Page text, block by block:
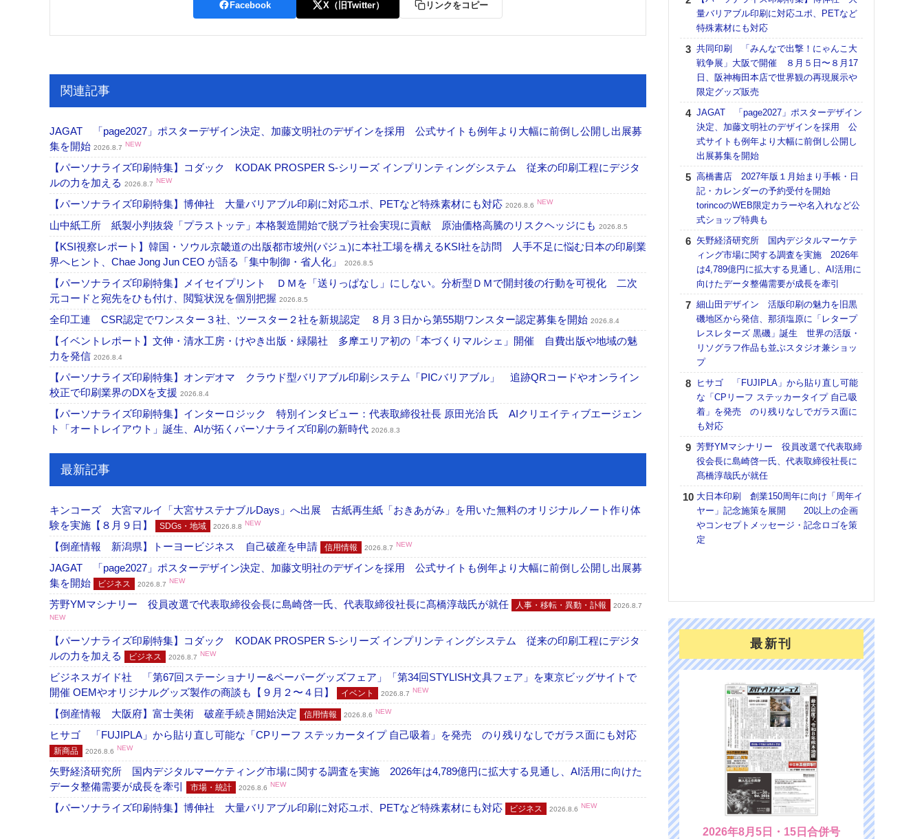
Facebook X（旧Twitter） リンクをコピー
関連記事
JAGAT 「page2027」ポスターデザイン決定、加藤文明社のデザインを採用 公式サイトも例年より大幅に前倒し公開し出展募
集を開始 2026.8.7 NEW
【パーソナライズ印刷特集】コダック KODAK PROSPER S-シリーズ インプリンティングシステム 従来の印刷工程にデジタ
ルの力を加える 2026.8.7 NEW
【パーソナライズ印刷特集】博伸社 大量バリアブル印刷に対応ユポ、PETなど特殊素材にも対応 2026.8.6 NEW
山中紙工所 紙製小判抜袋「プラストッテ」本格製造開始で脱プラ社会実現に貢献 原油価格高騰のリスクヘッジにも 2026.8.5
【KSI視察レポート】韓国・ソウル京畿道の出版都市坡州(パジュ)に本社工場を構えるKSI社を訪問 人手不足に悩む日本の印刷業
界へヒント、Chae Jong Jun CEO が語る「集中制御・省人化」
2026.8.5
【パーソナライズ印刷特集】メイセイプリント ＤＭを「送りっぱなし」にしない。分析型ＤＭで開封後の行動を可視化 二次
元コードと宛先をひも付け、閲覧状況を個別把握 2026.8.5
全印工連 CSR認定でワンスター３社、ツースター２社を新規認定 ８月３日から第55期ワンスター認定募集を開始 2026.8.4
【イベントレポート】文伸・清水工房・けやき出版・緑陽社 多摩エリア初の「本づくりマルシェ」開催 自費出版や地域の魅
力を発信 2026.8.4
【パーソナライズ印刷特集】オンデオマ クラウド型バリアブル印刷システム「PICバリアブル」 追跡QRコードやオンライン
校正で印刷業界のDXを支援 2026.8.4
【パーソナライズ印刷特集】インターロジック 特別インタビュー：代表取締役社長 原田光治 氏 AIクリエイティブエージェン
ト「オートレイアウト」誕生、AIが拓くパーソナライズ印刷の新時代 2026.8.3
最新記事
キンコーズ 大宮マルイ「大宮サステナブルDays」へ出展 古紙再生紙「おきあがみ」を用いた無料のオリジナルノート作り体
験を実施【８月９日】
SDGs・地域 2026.8.8 NEW
【倒産情報 新潟県】トーヨービジネス 自己破産を申請 信用情報 2026.8.7 NEW
JAGAT 「page2027」ポスターデザイン決定、加藤文明社のデザインを採用 公式サイトも例年より大幅に前倒し公開し出展募
集を開始
ビジネス 2026.8.7 NEW
芳野YMマシナリー 役員改選で代表取締役会長に島崎啓一氏、代表取締役社長に髙橋淳哉氏が就任 人事・移転・異動・訃報
2026.8.7
NEW
【パーソナライズ印刷特集】コダック KODAK PROSPER S-シリーズ インプリンティングシステム 従来の印刷工程にデジタ
ルの力を加える
ビジネス 2026.8.7 NEW
ビジネスガイド社 「第67回ステーショナリー&ペーパーグッズフェア」「第34回STYLISH文具フェア」を東京ビッグサイトで
開催 OEMやオリジナルグッズ製作の商談も【９月２〜４日】
イベント 2026.8.7 NEW
【倒産情報 大阪府】富士美術 破産手続き開始決定 信用情報 2026.8.6 NEW
ヒサゴ 「FUJIPLA」から貼り直し可能な「CPリーフ ステッカータイプ 自己吸着」を発売 のり残りなしでガラス面にも対応
新商品 2026.8.6 NEW
矢野経済研究所 国内デジタルマーケティング市場に関する調査を実施 2026年は4,789億円に拡大する見通し、AI活用に向けた
データ整備需要が成長を牽引
市場・統計 2026.8.6 NEW
【パーソナライズ印刷特集】博伸社 大量バリアブル印刷に対応ユポ、PETなど特殊素材にも対応 ビジネス 2026.8.6 NEW
量バリアブル印刷に対応ユポ、PETなど
特殊素材にも対応
共同印刷 「みんなで出撃！にゃんこ大
戦争展」大阪で開催 ８月５日〜８月17
日、阪神梅田本店で世界観の再現展示や
限定グッズ販売
JAGAT 「page2027」ポスターデザイン
決定、加藤文明社のデザインを採用 公
式サイトも例年より大幅に前倒し公開し
出展募集を開始
高橋書店 2027年版１月始まり手帳・日
記・カレンダーの予約受付を開始
torincoのWEB限定カラーや名入れなど公
式ショップ特典も
矢野経済研究所 国内デジタルマーケテ
ィング市場に関する調査を実施 2026年
は4,789億円に拡大する見通し、AI活用に
向けたデータ整備需要が成長を牽引
細山田デザイン 活版印刷の魅力を旧黒
磯地区から発信、那須塩原に「レタープ
レスレターズ 黒磯」誕生 世界の活版・
リソグラフ作品も並ぶスタジオ兼ショッ
プ
ヒサゴ 「FUJIPLA」から貼り直し可能
な「CPリーフ ステッカータイプ 自己吸
着」を発売 のり残りなしでガラス面に
も対応
芳野YMマシナリー 役員改選で代表取締
役会長に島崎啓一氏、代表取締役社長に
髙橋淳哉氏が就任
大日本印刷 創業150周年に向け「周年イ
ヤー」記念施策を展開 20以上の企画
やコンセプトメッセージ・記念ロゴを策
定
最新刊
2026年8月5日・15日合併号